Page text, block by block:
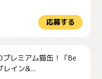
応募する
プレミアム猫缶！「Be
レイン&...